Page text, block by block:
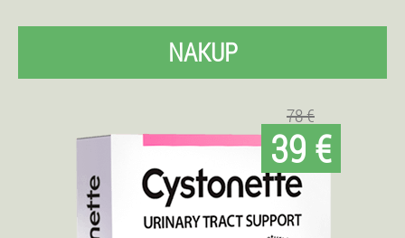
NAKUP
78 €
39 €